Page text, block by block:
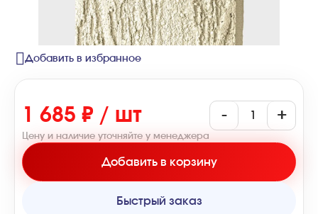
Добавить в избранное
1 685 ₽ / шт - +
Цену и наличие уточняйте у менеджера
Добавить в корзину
Быстрый заказ